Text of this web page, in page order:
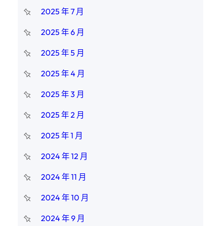
2025 年 7 月
2025 年 6 月
2025 年 5 月
2025 年 4 月
2025 年 3 月
2025 年 2 月
2025 年 1 月
2024 年 12 月
2024 年 11 月
2024 年 10 月
2024 年 9 月